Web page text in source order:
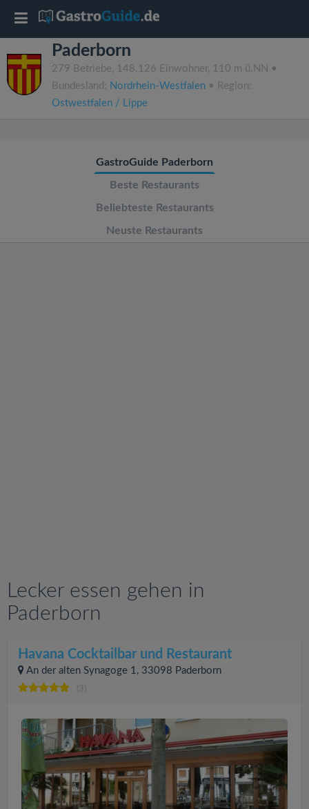
Paderborn
279 Betriebe, 148.126 Einwohner, 110 m ü.NN •
Bundesland: Nordrhein-Westfalen • Region:
Ostwestfalen / Lippe
GastroGuide Paderborn
Beste Restaurants
Beliebteste Restaurants
Neuste Restaurants
Lecker essen gehen in
Paderborn
Havana Cocktailbar und Restaurant
An der alten Synagoge 1, 33098 Paderborn
(3)
T
o
g